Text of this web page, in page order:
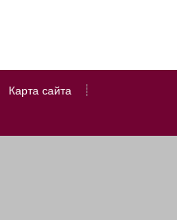
Карта сайта